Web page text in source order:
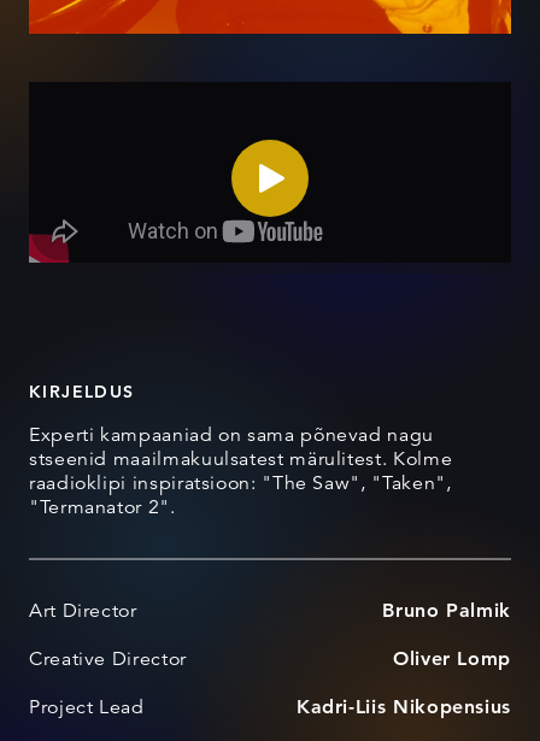
KIRJELDUS
Experti kampaaniad on sama põnevad nagu
stseenid maailmakuulsatest märulitest. Kolme
raadioklipi inspiratsioon: "The Saw", "Taken",
"Termanator 2".
Art Director Bruno Palmik
Creative Director Oliver Lomp
Project Lead Kadri-Liis Nikopensius